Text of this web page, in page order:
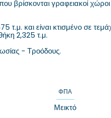
βρίσκονται γραφειακοί
και είναι κτισμένο σε
2,325 τ.μ.
- Τροόδους.
ΦΠΑ
Μεικτό